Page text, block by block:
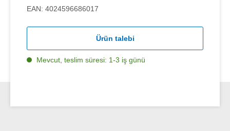
EAN: 4024596686017
Ürün talebi
Mevcut, teslim süresi: 1-3 iş günü